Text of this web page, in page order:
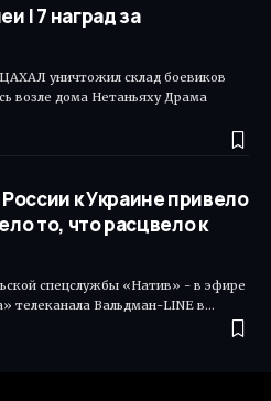
| 7 наград за
уничтожил склад боевиков
возле дома Нетаньяху Драма
к Украине привело
то, что расцвело к
спецслужбы «Натив» - в эфире
телеканала Вальдман-LINE в…